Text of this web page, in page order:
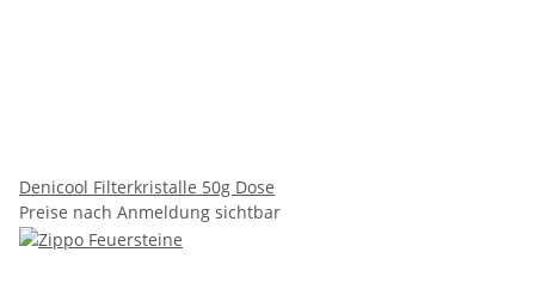
Denicool Filterkristalle 50g Dose
Preise nach Anmeldung sichtbar